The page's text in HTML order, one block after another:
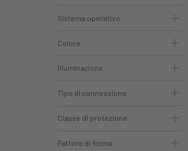
Sistema operativo
Colore
Illuminazione
Tipo di connessione
Classe di protezione
Fattore di forma